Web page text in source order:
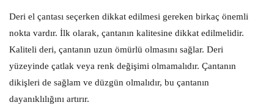
Deri el çantası seçerken dikkat edilmesi gereken birkaç önemli
nokta vardır. İlk olarak, çantanın kalitesine dikkat edilmelidir.
Kaliteli deri, çantanın uzun ömürlü olmasını sağlar. Deri
yüzeyinde çatlak veya renk değişimi olmamalıdır. Çantanın
dikişleri de sağlam ve düzgün olmalıdır, bu çantanın
dayanıklılığını artırır.